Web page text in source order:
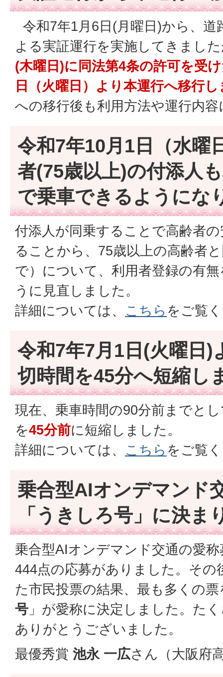
令和7年1月6日(月曜日)から、道
よる実証運行を実施してきまし
(木曜日)に同法第4条の許可を受
日（火曜日）より本運行へ移行
への移行後も利用方法や運行内
令和7年10月1日（水曜
者(75歳以上)の付添人
で乗車できるようにな
付添人が同乗することで高齢者
ることから、75歳以上の高齢者
で）について、利用者登録の有
うに見直しました。
詳細については、 こちら をご覧
令和7年7月1日(火曜日)
切時間を45分へ短縮し
現在、乗車時間の90分前までと
を45分前に短縮しました。
詳細については、 こちら をご覧
乗合型AIオンデマンド
「うきしろ号」に決ま
乗合型AIオンデマンド交通の愛
444点の応募がありました。その
た市民投票の結果、最も多くの
号 」が愛称に決定しました。た
ありがとうございました。
最優秀賞 池永 一広さん（大阪府